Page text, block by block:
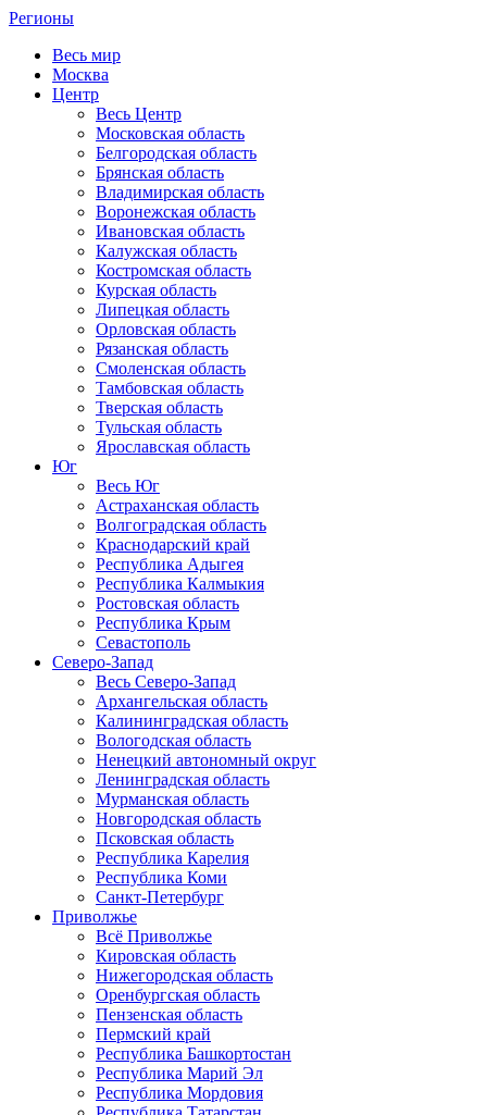
Регионы
Весь мир
Москва
Центр
Весь Центр
Московская область
Белгородская область
Брянская область
Владимирская область
Воронежская область
Ивановская область
Калужская область
Костромская область
Курская область
Липецкая область
Орловская область
Рязанская область
Смоленская область
Тамбовская область
Тверская область
Тульская область
Ярославская область
Юг
Весь Юг
Астраханская область
Волгоградская область
Краснодарский край
Республика Адыгея
Республика Калмыкия
Ростовская область
Республика Крым
Севастополь
Северо-Запад
Весь Северо-Запад
Архангельская область
Калининградская область
Вологодская область
Ненецкий автономный округ
Ленинградская область
Мурманская область
Новгородская область
Псковская область
Республика Карелия
Республика Коми
Санкт-Петербург
Приволжье
Всё Приволжье
Кировская область
Нижегородская область
Оренбургская область
Пензенская область
Пермский край
Республика Башкортостан
Республика Марий Эл
Республика Мордовия